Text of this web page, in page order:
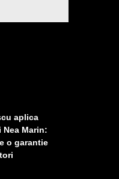
aplica
Marin:
o garantie